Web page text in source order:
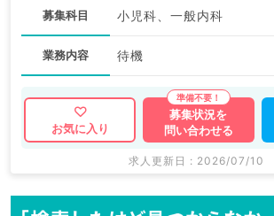
募集科目 小児科、一般内科
業務内容 待機
お気に入り
募集状況を
問い合わせる
求人更新日 : 2026/07/10